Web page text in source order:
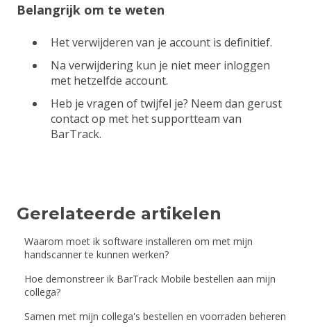
Belangrijk om te weten
Het verwijderen van je account is definitief.
Na verwijdering kun je niet meer inloggen
met hetzelfde account.
Heb je vragen of twijfel je? Neem dan gerust
contact op met het supportteam van
BarTrack.
Gerelateerde artikelen
Waarom moet ik software installeren om met mijn
handscanner te kunnen werken?
Hoe demonstreer ik BarTrack Mobile bestellen aan mijn
collega?
Samen met mijn collega's bestellen en voorraden beheren